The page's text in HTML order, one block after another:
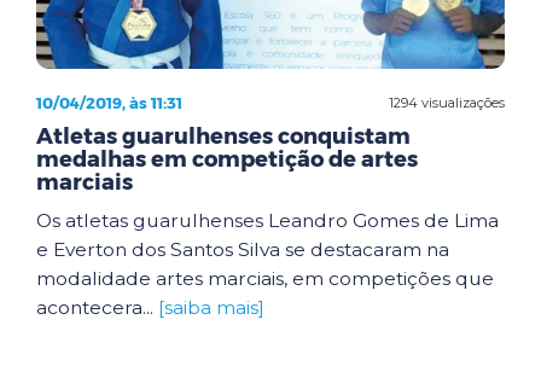
1294 visualizações
10/04/2019, às 11:31
Atletas guarulhenses conquistam
medalhas em competição de artes
marciais
Os atletas guarulhenses Leandro Gomes de Lima
e Everton dos Santos Silva se destacaram na
modalidade artes marciais, em competições que
acontecera... [saiba mais]